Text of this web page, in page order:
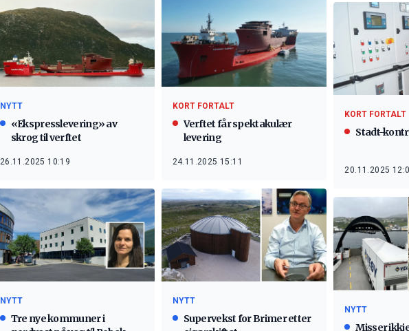
NYTT
«Ekspresslevering» av
skrog til verftet
26.11.2025 10:19
KORT FORTALT
Verftet får spektakulær
levering
24.11.2025 15:11
KORT FORTALT
Stadt-
20.11.2025
NYTT
Tre nye kommuner i
NYTT
Supervekst for Brimer etter
NYTT
Misser